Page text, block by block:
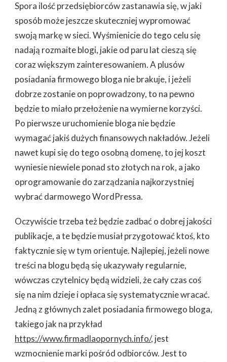
W
SPOSÓB
GO
I
PROWADZIĆ
Spora ilość przedsiębiorców zastanawia się, w jaki
sposób może jeszcze skuteczniej wypromować
swoją markę w sieci. Wyśmienicie do tego celu się
nadają rozmaite blogi, jakie od paru lat cieszą się
coraz większym zainteresowaniem. A plusów
posiadania firmowego bloga nie brakuje, i jeżeli
dobrze zostanie on poprowadzony, to na pewno
będzie to miało przełożenie na wymierne korzyści.
Po pierwsze uruchomienie bloga nie będzie
wymagać jakiś dużych finansowych nakładów. Jeżeli
nawet kupi się do tego osobną domenę, to jej koszt
wyniesie niewiele ponad sto złotych na rok, a jako
oprogramowanie do zarządzania najkorzystniej
wybrać darmowego WordPressa.
Oczywiście trzeba też będzie zadbać o dobrej jakości
publikacje, a te będzie musiał przygotować ktoś, kto
faktycznie się w tym orientuje. Najlepiej, jeżeli nowe
treści na blogu będą się ukazywały regularnie,
wówczas czytelnicy będą widzieli, że cały czas coś
się na nim dzieje i opłaca się systematycznie wracać.
Jedną z głównych zalet posiadania firmowego bloga,
takiego jak na przykład
https://www.firmadlaopornych.info/, jest
wzmocnienie marki pośród odbiorców. Jest to